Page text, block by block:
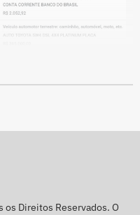
R$
mantinha R$ 50 mil em
os Direitos Reservados. O